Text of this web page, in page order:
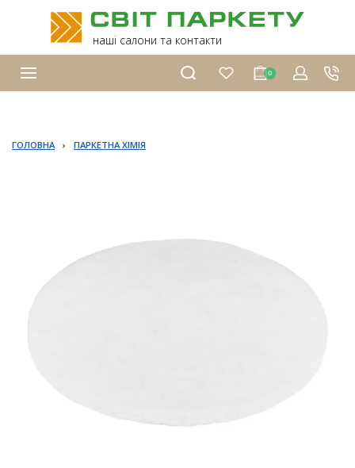
наші салони та контакти
0
ГОЛОВНА › ПАРКЕТНА ХІМІЯ